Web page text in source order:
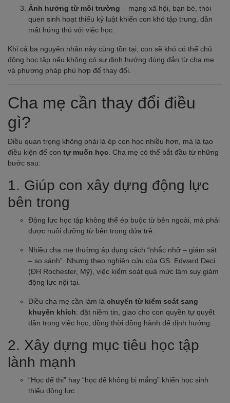
Ảnh hưởng từ môi trường – mạng xã hội, bạn bè, thói
quen sinh hoạt thiếu kỷ luật khiến con khó tập trung, dần
mất hứng thú với việc học.
Khi cả ba nguyên nhân này cùng tồn tại, con sẽ khó có thể chủ
động học tập nếu không có sự định hướng đúng đắn từ cha mẹ
và phương pháp phù hợp để thay đổi.
Cha mẹ cần thay đổi điều
gì?
Điều quan trọng không phải là ép con học nhiều hơn, mà là tạo
điều kiện để con tự muốn học . Cha mẹ có thể bắt đầu từ những
bước sau:
1. Giúp con xây dựng động lực
bên trong
Động lực học tập không thể ép buộc từ bên ngoài, mà phải
được nuôi dưỡng từ bên trong đứa trẻ.
Nhiều cha mẹ thường áp dụng cách “nhắc nhở – giám sát
– so sánh”. Nhưng theo nghiên cứu của GS. Edward Deci
(ĐH Rochester, Mỹ), việc kiểm soát quá mức làm suy giảm
động lực nội tại.
Điều cha mẹ cần làm là chuyển từ kiểm soát sang
khuyến khích: đặt niềm tin, giao cho con quyền tự quyết
dần trong việc học, đồng thời đồng hành để định hướng.
2. Xây dựng mục tiêu học tập
lành mạnh
“Học để thi” hay “học để không bị mắng” khiến học sinh
thiếu động lực.